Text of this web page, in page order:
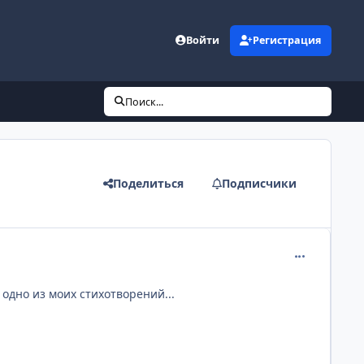
Войти Регистрация
Поиск...
Поделиться Подписчики
из моих стихотворений...